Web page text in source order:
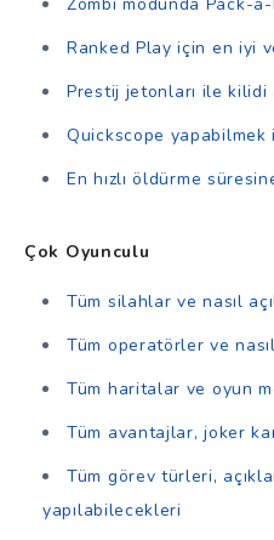
Ranked Play için en iyi
Prestij jetonları ile kilidi
Quickscope yapabilmek
En hızlı öldürme
Çok Oyunculu
Tüm silahlar ve nasıl
Tüm operatörler ve
Tüm haritalar ve oyun
Tüm avantajlar, joker
Tüm görev türleri,
yapılabilecekleri